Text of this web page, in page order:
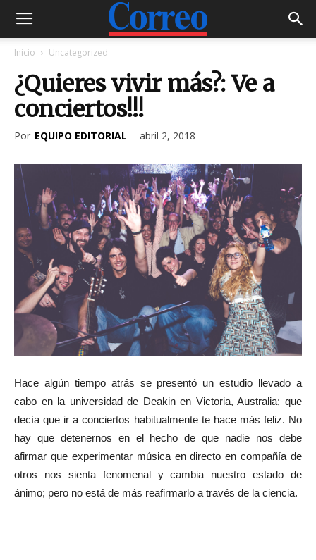
Inicio Uncategorized
¿Quieres vivir más?: Ve a
conciertos!!!
Por EQUIPO EDITORIAL - abril 2, 2018
Hace algún tiempo atrás se presentó un estudio llevado a
cabo en la universidad de Deakin en Victoria, Australia; que
decía que ir a conciertos habitualmente te hace más feliz. No
hay que detenernos en el hecho de que nadie nos debe
afirmar que experimentar música en directo en compañía de
otros nos sienta fenomenal y cambia nuestro estado de
ánimo; pero no está de más reafirmarlo a través de la ciencia.